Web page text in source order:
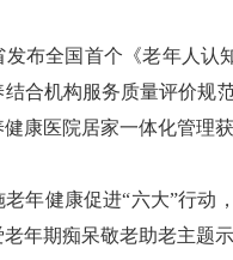
全国首个《老年人认知
结合机构服务质量评价规
康医院居家一体化管理
健康促进“六大”行动，
年期痴呆敬老助老主题